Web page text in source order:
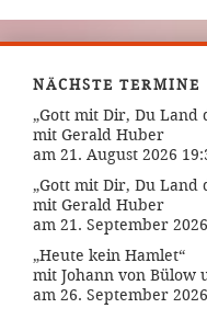
NÄCHSTE TERMINE
„Gott mit Dir, Du Land
mit Gerald Huber
am 21. August 2026
„Gott mit Dir, Du Land
mit Gerald Huber
am 21. September
„Heute kein Hamlet“
mit Johann von Bülow
am 26. September